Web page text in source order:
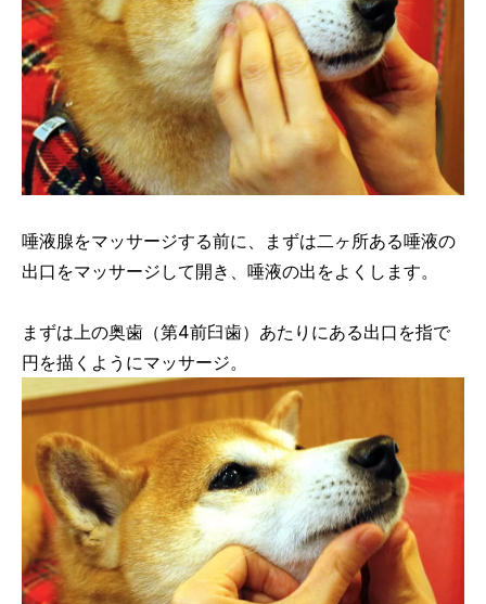
唾液腺をマッサージする前に、まずは二ヶ所ある唾液の
出口をマッサージして開き、唾液の出をよくします。
まずは上の奥歯（第4前臼歯）あたりにある出口を指で
円を描くようにマッサージ。